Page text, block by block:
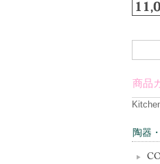
商品
陶器